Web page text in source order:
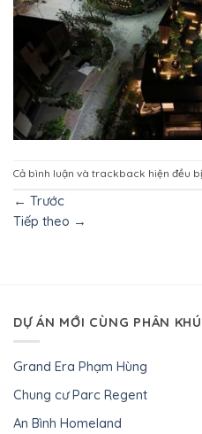
Cả bình luận và trackback hiện đều
← Trước
Tiếp theo →
DỰ ÁN MỚI CÙNG PHÂN
Grand Era Phạm Hùng
Chung cư Parc Regent
An Bình Homeland